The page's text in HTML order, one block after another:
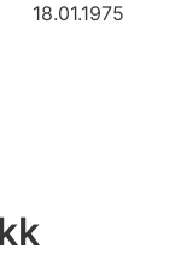
18.01.1975